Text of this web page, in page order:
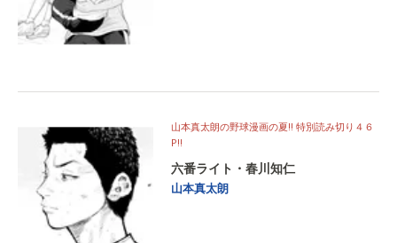
山本真太朗の野球漫画の夏!! 特別読み切り４６
P!!
六番ライト・春川知仁
山本真太朗